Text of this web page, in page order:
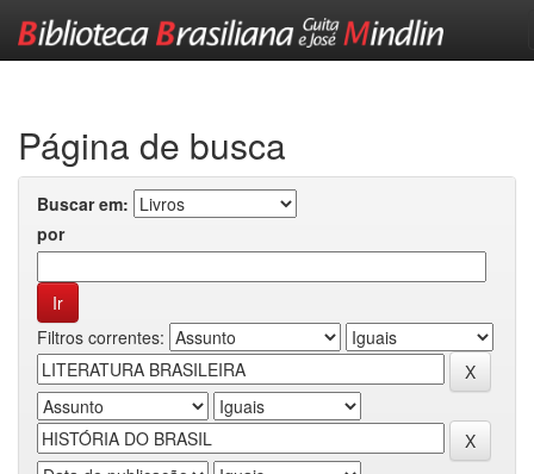
Página de busca
Buscar em:
por
Filtros correntes: